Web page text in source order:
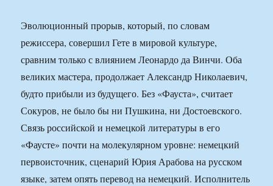
Эволюционный прорыв, который, по словам
режиссера, совершил Гете в мировой культуре,
сравним только с влиянием Леонардо да Винчи. Оба
великих мастера, продолжает Александр Николаевич,
будто прибыли из будущего. Без «Фауста», считает
Сокуров, не было бы ни Пушкина, ни Достоевского.
Связь российской и немецкой литературы в его
«Фаусте» почти на молекулярном уровне: немецкий
первоисточник, сценарий Юрия Арабова на русском
языке, затем опять перевод на немецкий. Исполнитель